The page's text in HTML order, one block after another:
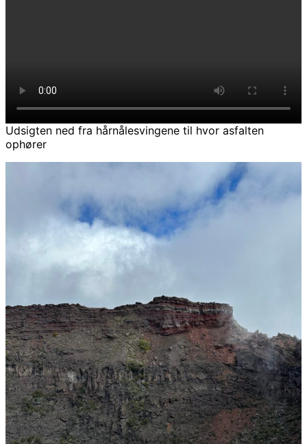
Udsigten ned fra hårnålesvingene til hvor asfalten
ophører